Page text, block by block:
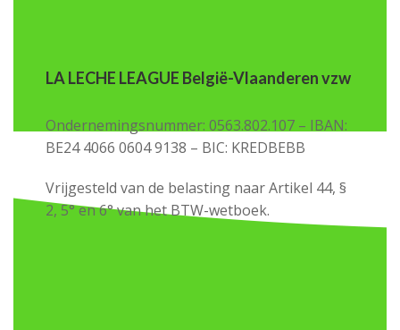
LA LECHE LEAGUE België-Vlaanderen vzw
Ondernemingsnummer: 0563.802.107 – IBAN:
BE24 4066 0604 9138 – BIC: KREDBEBB
Vrijgesteld van de belasting naar Artikel 44, §
2, 5° en 6° van het BTW-wetboek.